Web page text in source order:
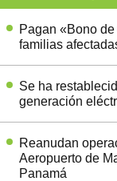
Pagan «Bono
familias
Se ha
generación
Reanudan
Aeropuerto de
Panamá